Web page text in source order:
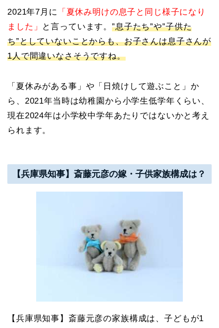
2021年7月に 「夏休み明けの息子と同じ様子になり
ました」
と言っています。”息子たち”や”子供た
ち”としていないことからも、お子さんは息子さんが
1人で間違いなさそうですね。
「夏休みがある事」や「日焼けして遊ぶこと」か
ら、2021年当時は幼稚園から小学生低学年くらい、
現在2024年は小学校中学年あたりではないかと考え
られます。
【兵庫県知事】斎藤元彦の嫁・子供家族構成は？
【兵庫県知事】斎藤元彦の家族構成は、子どもが1